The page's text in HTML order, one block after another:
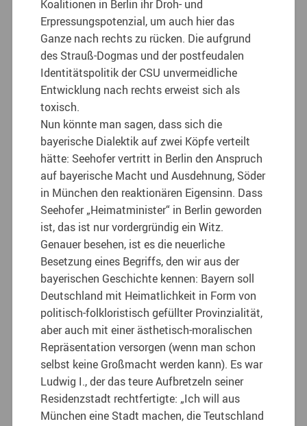
Koalitionen in Berlin ihr Droh- und
Erpressungspotenzial, um auch hier das
Ganze nach rechts zu rücken. Die aufgrund
des Strauß-Dogmas und der postfeudalen
Identitätspolitik der CSU unvermeidliche
Entwicklung nach rechts erweist sich als
toxisch.
Nun könnte man sagen, dass sich die
bayerische Dialektik auf zwei Köpfe verteilt
hätte: Seehofer vertritt in Berlin den Anspruch
auf bayerische Macht und Ausdehnung, Söder
in München den reaktionären Eigensinn. Dass
Seehofer „Heimatminister“ in Berlin geworden
ist, das ist nur vordergründig ein Witz.
Genauer besehen, ist es die neuerliche
Besetzung eines Begriffs, den wir aus der
bayerischen Geschichte kennen: Bayern soll
Deutschland mit Heimatlichkeit in Form von
politisch-folkloristisch gefüllter Provinzialität,
aber auch mit einer ästhetisch-moralischen
Repräsentation versorgen (wenn man schon
selbst keine Großmacht werden kann). Es war
Ludwig I., der das teure Aufbretzeln seiner
Residenzstadt rechtfertigte: „Ich will aus
München eine Stadt machen, die Teutschland